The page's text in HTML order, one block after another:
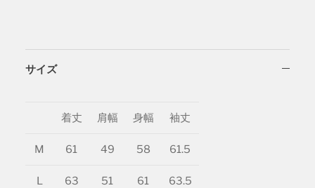
サイズ
着丈 肩幅 身幅 袖丈
M 61 49 58 61.5
L 63 51 61 63.5